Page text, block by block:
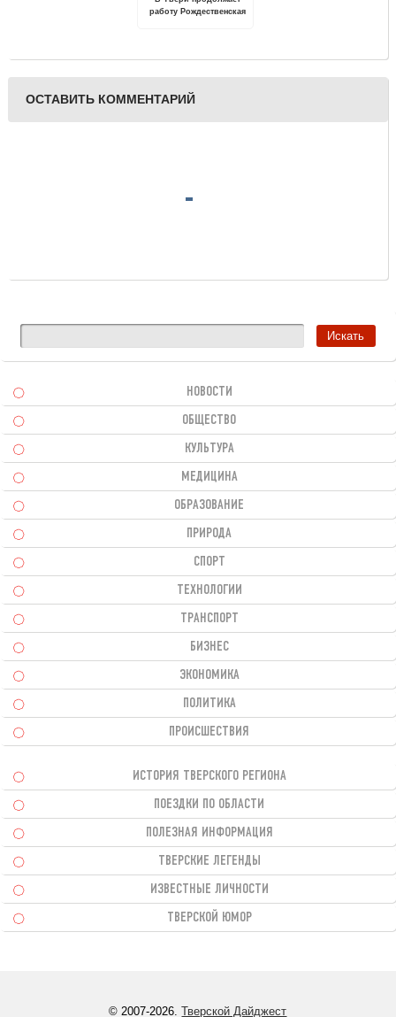
работу Рождественская
ОСТАВИТЬ КОММЕНТАРИЙ
НОВОСТИ
ОБЩЕСТВО
КУЛЬТУРА
МЕДИЦИНА
ОБРАЗОВАНИЕ
ПРИРОДА
СПОРТ
ТЕХНОЛОГИИ
ТРАНСПОРТ
БИЗНЕС
ЭКОНОМИКА
ПОЛИТИКА
ПРОИСШЕСТВИЯ
ИСТОРИЯ ТВЕРСКОГО РЕГИОНА
ПОЕЗДКИ ПО ОБЛАСТИ
ПОЛЕЗНАЯ ИНФОРМАЦИЯ
ТВЕРСКИЕ ЛЕГЕНДЫ
ИЗВЕСТНЫЕ ЛИЧНОСТИ
ТВЕРСКОЙ ЮМОР
© 2007-2026.Тверской Дайджест